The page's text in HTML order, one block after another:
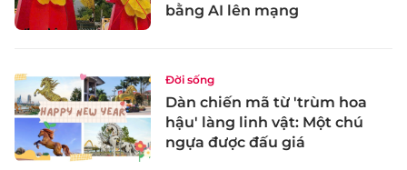
bằng AI lên mạng
Đời sống
Dàn chiến mã từ 'trùm hoa
hậu' làng linh vật: Một chú
ngựa được đấu giá